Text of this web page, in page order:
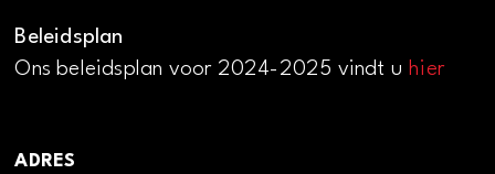
Beleidsplan
Ons beleidsplan voor 2024-2025 vindt uhier
ADRES